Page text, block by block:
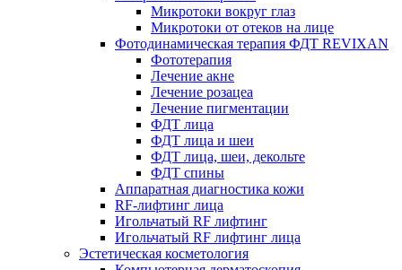
Микротоки вокруг глаз
Микротоки от отеков на лице
Фотодинамическая терапия ФДТ REVIXAN
Фототерапия
Лечение акне
Лечение розацеа
Лечение пигментации
ФДТ лица
ФДТ лица и шеи
ФДТ лица, шеи, декольте
ФДТ спины
Аппаратная диагностика кожи
RF-лифтинг лица
Игольчатый RF лифтинг
Игольчатый RF лифтинг лица
Эстетическая косметология